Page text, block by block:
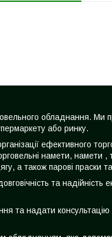
обладнання.
або ринку.
ефективного
намети,
а також парові праски
та
та надати